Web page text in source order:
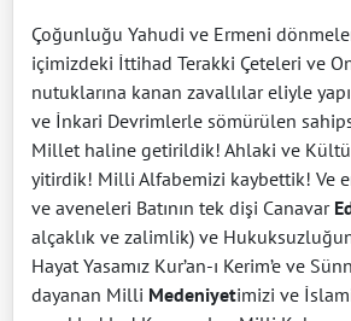
Çoğunluğu Yahudi ve Ermeni
içimizdeki İttihad Terakki Çeteleri ve
nutuklarına kanan zavallılar eliyle
ve İnkari Devrimlerle sömürülen
Millet haline getirildik! Ahlaki ve
yitirdik! Milli Alfabemizi kaybettik! Ve
ve aveneleri Batının tek dişi Canavar
alçaklık ve zalimlik) ve
Hayat Yasamız Kur’an-ı Kerim’e ve
dayanan Milli Medeniyetimizi ve